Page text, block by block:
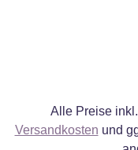
Alle Preise
Versandkosten und